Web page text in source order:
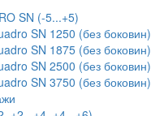
SN (-5...+5)
SN 1250 (без боковин)
SN 1875 (без боковин)
SN 2500 (без боковин)
SN 3750 (без боковин)